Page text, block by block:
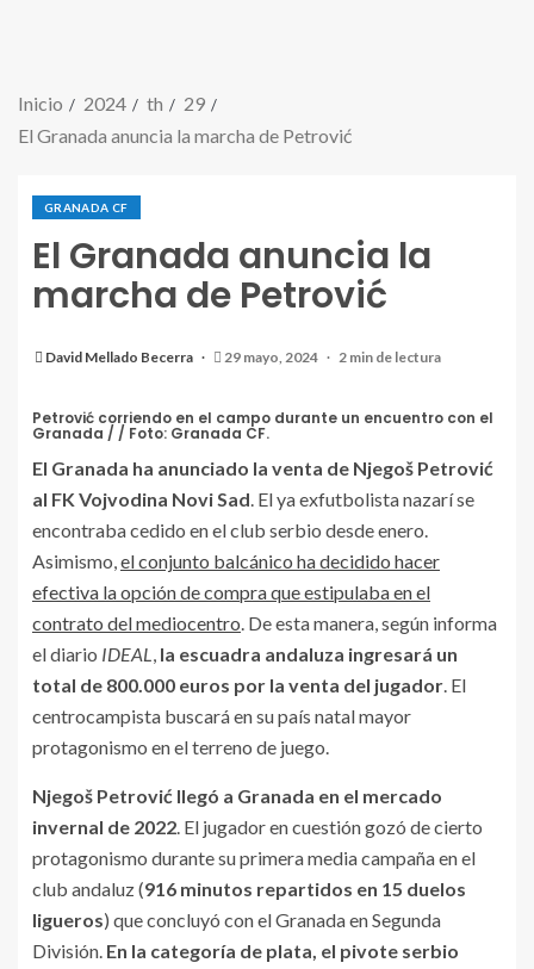
Inicio 2024 th
29
El Granada anuncia la marcha de Petrović
GRANADA CF
El Granada anuncia la
marcha de Petrović
David Mellado Becerra 29 mayo, 2024 2 min de lectura
Petrović corriendo en el campo durante un encuentro con el
Granada / / Foto: Granada CF.
El Granada ha anunciado la venta de Njegoš Petrović
al FK Vojvodina Novi Sad. El ya exfutbolista nazarí se
encontraba cedido en el club serbio desde enero.
Asimismo,el conjunto balcánico ha decidido hacer
efectiva la opción de compra que estipulaba en el
contrato del mediocentro. De esta manera, según informa
el diario IDEAL, la escuadra andaluza ingresará un
total de 800.000 euros por la venta del jugador. El
centrocampista buscará en su país natal mayor
protagonismo en el terreno de juego.
Njegoš Petrović llegó a Granada en el mercado
invernal de 2022. El jugador en cuestión gozó de cierto
protagonismo durante su primera media campaña en el
club andaluz (916 minutos repartidos en 15 duelos
ligueros) que concluyó con el Granada en Segunda
División. En la categoría de plata, el pivote serbio